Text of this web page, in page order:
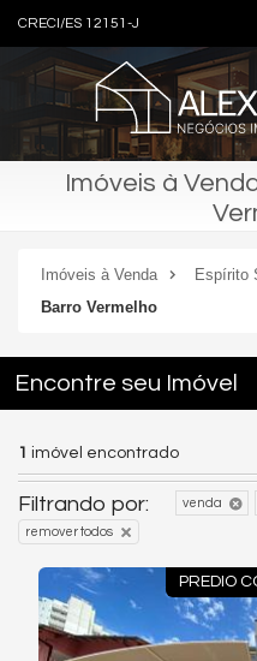
CRECI/ES 12151-J
Imóveis à
Imóveis à Venda Espírito
Barro Vermelho
Encontre seu Imóvel
1 imóvel encontrado
Filtrando por: venda
remover todos
PREDIO